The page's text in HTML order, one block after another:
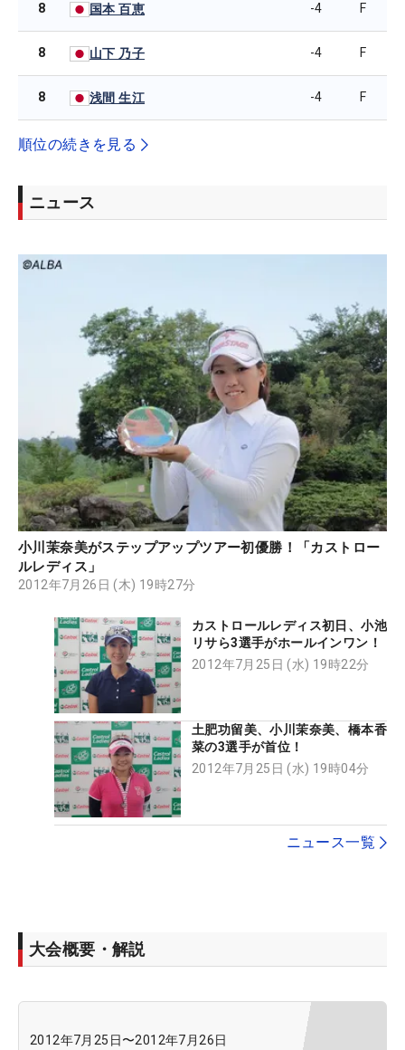
8 国本 百恵 -4 F
8 山下 乃子 -4 F
8 浅間 生江 -4 F
順位の続きを見る
ニュース
小川茉奈美がステップアップツアー初優勝！「カストロー
ルレディス」
2012年7月26日 (木) 19時27分
カストロールレディス初日、小池
リサら3選手がホールインワン！
2012年7月25日 (水) 19時22分
土肥功留美、小川茉奈美、橋本香
菜の3選手が首位！
2012年7月25日 (水) 19時04分
ニュース一覧
大会概要・解説
2012年7月25日〜2012年7月26日